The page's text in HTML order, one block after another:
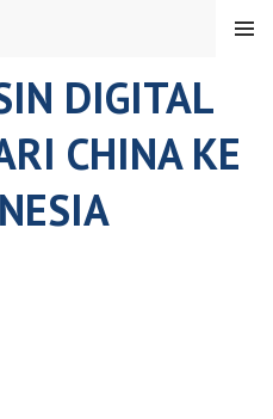
DIGITAL
CHINA KE
MENU